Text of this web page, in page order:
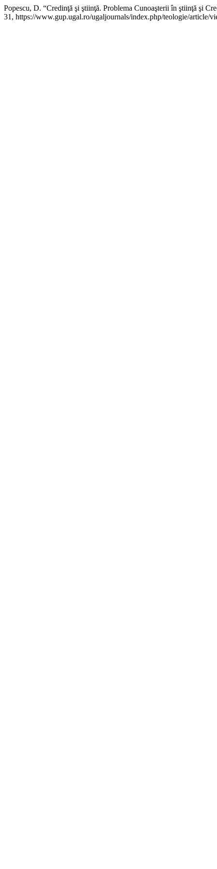
Popescu, D. “Credinţă şi ştiinţă. Problema Cunoaşterii în ştiinţă şi
31, https://www.gup.ugal.ro/ugaljournals/index.php/teologie/article/